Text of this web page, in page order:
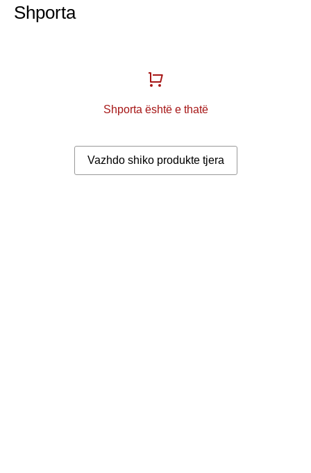
Shporta
Shporta është e thatë
Vazhdo shiko produkte tjera